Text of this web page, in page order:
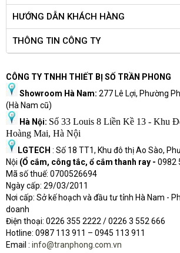
HƯỚNG DẪN KHÁCH HÀNG
THÔNG TIN CÔNG TY
CÔNG TY TNHH THIẾT BỊ SỐ TRẦN PHONG
Showroom Hà Nam: 277 Lê Lợi, Phường
(Hà Nam cũ)
Hà Nội: Số 33 Louis 8 Liền Kề 13 - Khu
Hoàng Mai, Hà Nội
LGTECH : Số 18 TT1, Khu đô thị Ao Sào,
Nội (Ổ cắm, công tắc, ổ cắm thanh ray - 0982
Mã số thuế: 0700526694
Ngày cấp: 29/03/2011
Nơi cấp: Sở kế hoạch và đầu tư tỉnh Hà Nam -
doanh
Điện thoại: 0226 355 2222 / 0226 3 552 666
Hotine: 0987 113 911 – 0945 113 911
Email : info@tranphong.com.vn